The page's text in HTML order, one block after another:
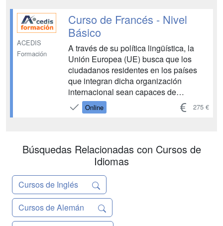
hablada por más de 237 mil...
ACEDIS
Formación
Curso de Francés - Nivel
Básico
A través de su política lingüística, la
Unión Europea (UE) busca que los
ciudadanos residentes en los países
que integran dicha organización
internacional sean capaces de
comunicarse, al menos, en dos
lenguas, además de en la materna.
dado que este idioma ...
Online 275 €
Búsquedas Relacionadas con Cursos de
Idiomas
Cursos de Inglés
Cursos de Alemán